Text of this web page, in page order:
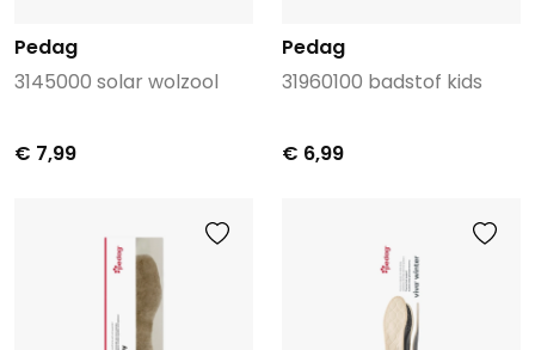
Pedag
3145000 solar wolzool
€ 7,99
Pedag
31960100 badstof kids
€ 6,99